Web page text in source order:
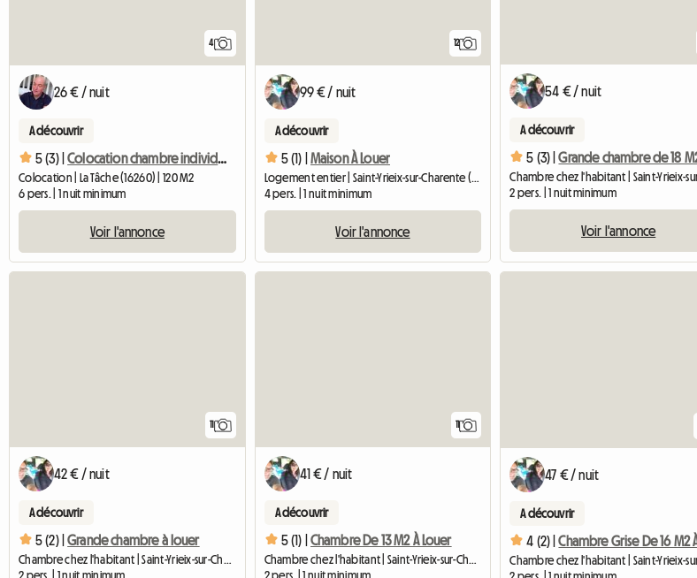
4
26 € / nuit
A découvrir
5 (3) | Colocation chambre individuelle
Colocation | La Tâche (16260) | 120 M2
6 pers. | 1 nuit minimum
Voir l'annonce
12
99 € / nuit
A découvrir
5 (1) | Maison À Louer
4 pers. | 1 nuit minimum
Voir l'annonce
54 € / nuit
A découvrir
5 (3) |
2 pers. | 1 nuit minimum
Voir l'annonce
11
42 € / nuit
A découvrir
5 (2) | Grande chambre à louer
Chambre chez l'habitant | Saint-Yrieix-sur-Charente (16710)
2 pers. | 1 nuit minimum
11
41 € / nuit
A découvrir
5 (1) | Chambre De 13 M2 À Louer
Chambre chez l'habitant | Saint-Yrieix-sur-Charente (16710)
2 pers. | 1 nuit minimum
47 € / nuit
A découvrir
4 (2) |